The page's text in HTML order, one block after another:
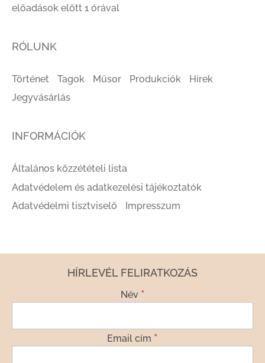
előadások előtt 1 órával
RÓLUNK
Történet Tagok Műsor Produkciók
Hírek
Jegyvásárlás
INFORMÁCIÓK
Általános közzétételi lista
Adatvédelem és adatkezelési tájékoztatók
Adatvédelmi tisztviselő
Impresszum
HÍRLEVÉL FELIRATKOZÁS
Név *
Email cím *